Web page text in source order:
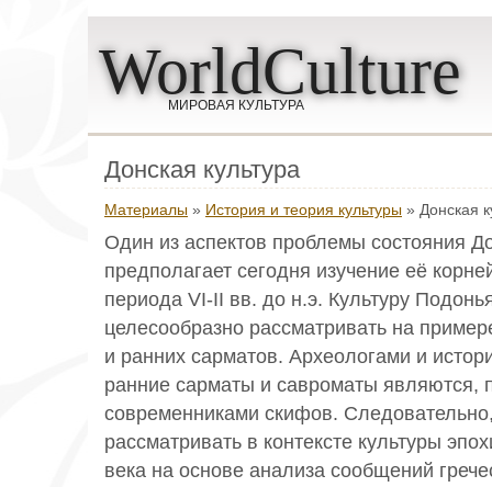
WorldCulture
МИРОВАЯ КУЛЬТУРА
Донская культура
Материалы » История и теория культуры » Донская
Один из аспектов проблемы состояния
предполагает сегодня изучение её
периода VI-II вв. до н.э. Культуру
целесообразно рассматривать на
и ранних сарматов. Археологами и
ранние сарматы и савроматы являются,
современниками скифов.
рассматривать в контексте культуры
века на основе анализа сообщений